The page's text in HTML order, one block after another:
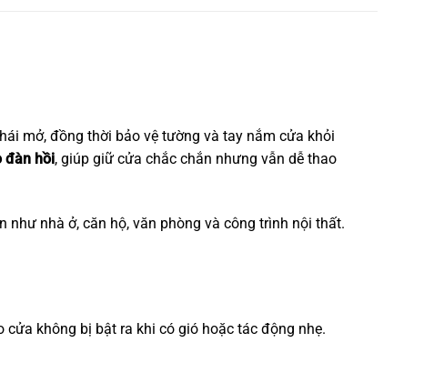
mở, đồng thời bảo vệ tường và tay nắm cửa khỏi
đàn hồi, giúp giữ cửa chắc chắn nhưng vẫn dễ thao
như nhà ở, căn hộ, văn phòng và công trình nội thất.
không bị bật ra khi có gió hoặc tác động nhẹ.